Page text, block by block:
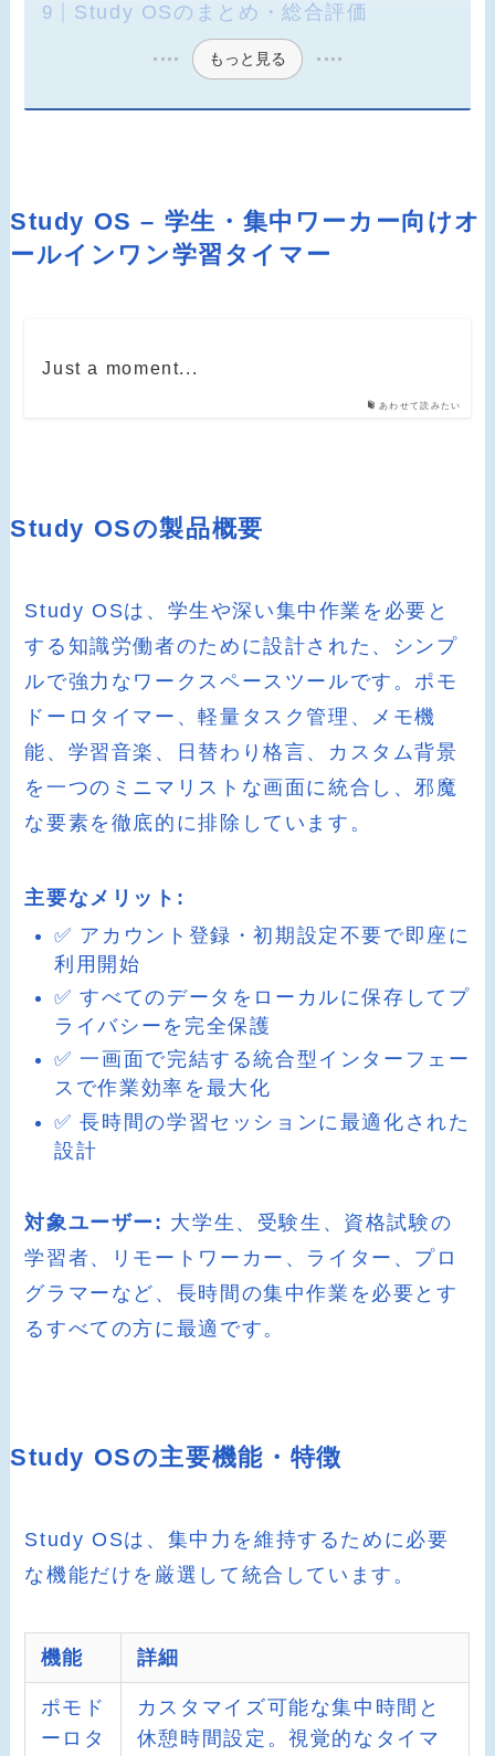
Study OSのまとめ・総合評価
もっと見る
Study OS – 学生・集中ワーカー向けオ
ールインワン学習タイマー
あわせて読みたい
Just a moment...
Study OSの製品概要
Study OSは、学生や深い集中作業を必要と
する知識労働者のために設計された、シンプ
ルで強力なワークスペースツールです。ポモ
ドーロタイマー、軽量タスク管理、メモ機
能、学習音楽、日替わり格言、カスタム背景
を一つのミニマリストな画面に統合し、邪魔
な要素を徹底的に排除しています。
主要なメリット:
✅ アカウント登録・初期設定不要で即座に
利用開始
✅ すべてのデータをローカルに保存してプ
ライバシーを完全保護
✅ 一画面で完結する統合型インターフェー
スで作業効率を最大化
✅ 長時間の学習セッションに最適化された
設計
対象ユーザー: 大学生、受験生、資格試験の
学習者、リモートワーカー、ライター、プロ
グラマーなど、長時間の集中作業を必要とす
るすべての方に最適です。
Study OSの主要機能・特徴
Study OSは、集中力を維持するために必要
な機能だけを厳選して統合しています。
機能 詳細
ポモド
ーロタ
カスタマイズ可能な集中時間と
休憩時間設定。視覚的なタイマ